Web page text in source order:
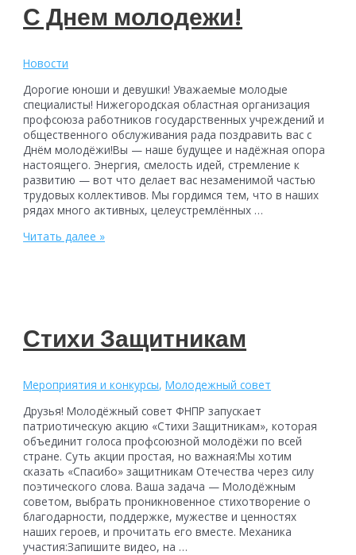
С Днем молодежи!
Новости
Дорогие юноши и девушки! Уважаемые молодые
специалисты! Нижегородская областная организация
профсоюза работников государственных учреждений и
общественного обслуживания рада поздравить вас с
Днём молодёжи!Вы — наше будущее и надёжная опора
настоящего. Энергия, смелость идей, стремление к
развитию — вот что делает вас незаменимой частью
трудовых коллективов. Мы гордимся тем, что в наших
рядах много активных, целеустремлённых …
С
Читать далее »
Стихи Защитникам
Мероприятия и конкурсы,Молодежный совет
Друзья! Молодёжный совет ФНПР запускает
патриотическую акцию «Стихи Защитникам», которая
объединит голоса профсоюзной молодёжи по всей
стране. Суть акции простая, но важная:Мы хотим
сказать «Спасибо» защитникам Отечества через силу
поэтического слова. Ваша задача — Молодёжным
советом, выбрать проникновенное стихотворение о
благодарности, поддержке, мужестве и ценностях
наших героев, и прочитать его вместе. Механика
участия:Запишите видео, на …